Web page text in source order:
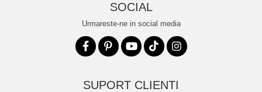
SOCIAL
Urmareste-ne in social media
SUPORT CLIENTI